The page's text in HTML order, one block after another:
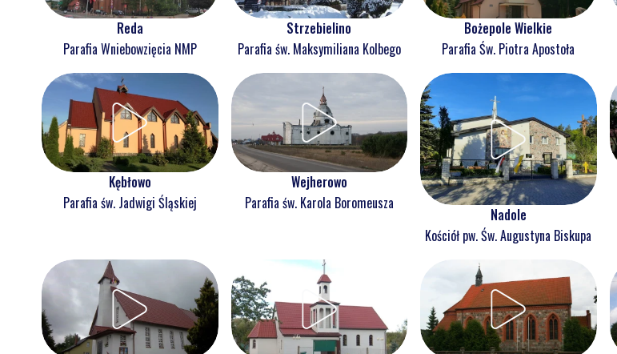
Reda
Parafia Wniebowzięcia NMP
Strzebielino
Parafia św. Maksymiliana Kolbego
Bożepole Wielkie
Parafia Św. Piotra Apostoła
Kębłowo
Parafia św. Jadwigi Śląskiej
Wejherowo
Parafia św. Karola Boromeusza
Nadole
Kościół pw. Św. Augustyna Biskupa